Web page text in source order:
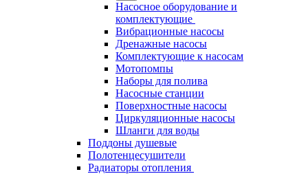
Насосное оборудование и
комплектующие
Вибрационные насосы
Дренажные насосы
Комплектующие к насосам
Мотопомпы
Наборы для полива
Насосные станции
Поверхностные насосы
Циркуляционные насосы
Шланги для воды
Поддоны душевые
Полотенцесушители
Радиаторы отопления